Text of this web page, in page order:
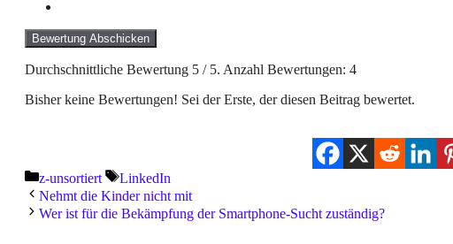
Bewertung Abschicken
Durchschnittliche Bewertung 5 / 5. Anzahl Bewertungen: 4
Bisher keine Bewertungen! Sei der Erste, der diesen Beitrag bewertet.
Kategorien
z-unsortiert Schlagwörter
LinkedIn
Nehmt die Kinder nicht mit
Wer ist für die Bekämpfung der Smartphone-Sucht zuständig?